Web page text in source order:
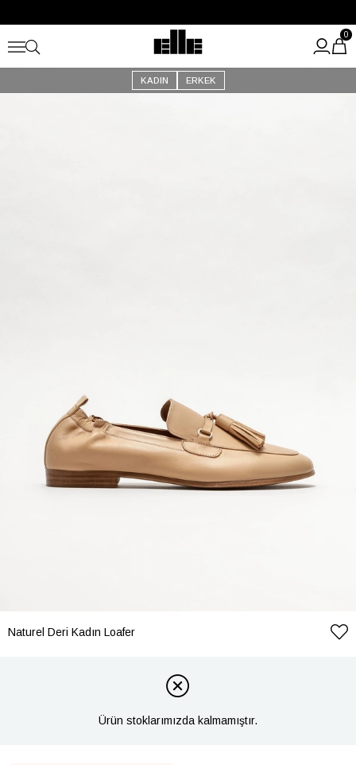
Kargo Ücretsiz!
KADIN ERKEK
0
Naturel Deri Kadın Loafer
Ürün stoklarımızda kalmamıştır.